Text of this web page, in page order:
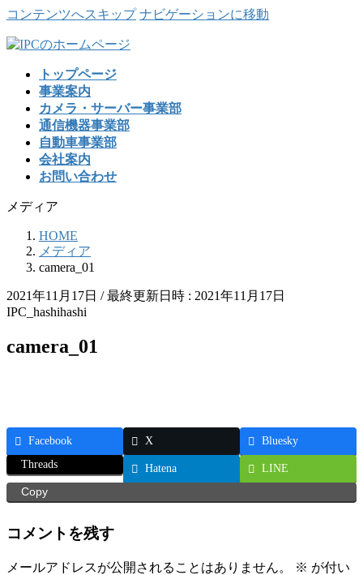
コンテンツへスキップ ナビゲーションに移動
トップページ
事業案内
カメラ・サーバー事業部
通信機器事業部
自動車事業部
会社案内
お問い合わせ
メディア
HOME
メディア
camera_01
2021年11月17日 / 最終更新日時 : 2021年11月17日
IPC_hashihashi
camera_01
Facebook X
Bluesky
Threads
Hatena
LINE
Copy
コメントを残す
メールアドレスが公開されることはありません。 ※ が付い